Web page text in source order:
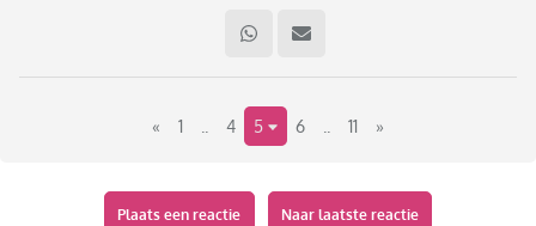
« 1 4 5 6 11 »
Plaats een reactie Naar laatste reactie